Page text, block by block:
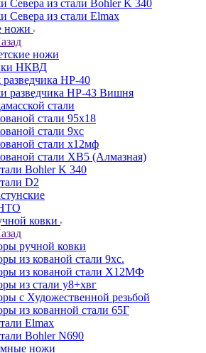
Севера из стали Bohler K 340
Севера из стали Elmax
ножи
ножи
НКВД
НР-40
разведчика НР-43 Вишня
стали
стали 95х18
стали 9хс
стали х12мф
стали ХВ5 (Алмазная)
Bohler K 340
D2
ковки
ручной ковки
из кованой стали 9хс.
из кованой стали Х12МФ
из стали у8+хвг
с Художественной резьбой
из кованной стали 65Г
Elmax
Bohler N690
ножи